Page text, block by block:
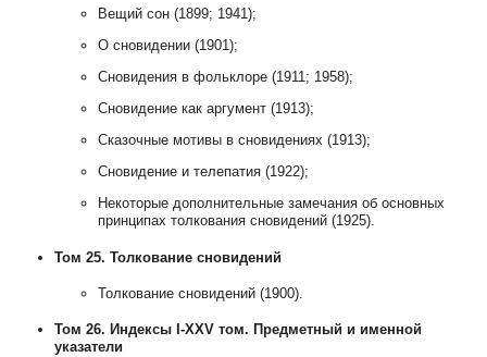
Вещий сон (1899; 1941);
О сновидении (1901);
Сновидения в фольклоре (1911; 1958);
Сновидение как аргумент (1913);
Сказочные мотивы в сновидениях (1913);
Сновидение и телепатия (1922);
Некоторые дополнительные замечания об основных
принципах толкования сновидений (1925).
Том 25. Толкование сновидений
Толкование сновидений (1900).
Том 26. Индексы I-XXV том. Предметный и именной
указатели